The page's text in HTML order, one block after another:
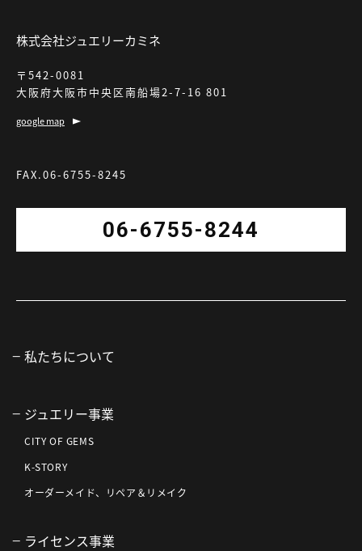
株式会社ジュエリーカミネ
〒542-0081
大阪府大阪市中央区南船場2-7-16 801
google map
FAX.06-6755-8245
06-6755-8244
私たちについて
ジュエリー事業
CITY OF GEMS
K-STORY
オーダーメイド、リペア＆リメイク
ライセンス事業